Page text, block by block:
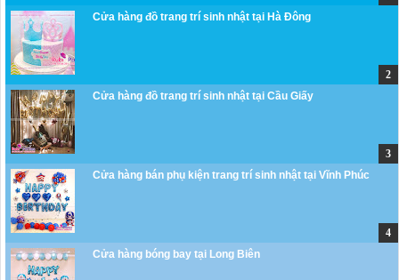
Cửa hàng đồ trang trí sinh nhật tại Hà Đông
Cửa hàng đồ trang trí sinh nhật tại Cầu Giấy
Cửa hàng bán phụ kiện trang trí sinh nhật tại Vĩnh Phúc
Cửa hàng bóng bay tại Long Biên